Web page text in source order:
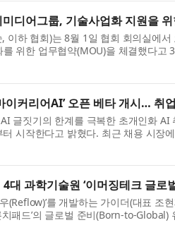
디어그룹, 기술사업화 지원을
이하 협회)는 8월 1일 협회 회의실에
위한 업무협약(MOU)을 체결했다고
회 한상언 사...
이커리어AI’ 오픈 베타 개시… 취
글짓기의 한계를 극복한 초개인화 AI
시작한다고 밝혔다. 최근 채용 시장
는 ‘AI...
과학기술원 ‘이머징테크 글로
(Reflow)’를 개발하는 가이더(대표 조
패드’의 글로벌 준비(Born-to-Global)